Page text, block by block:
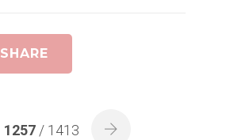
SHARE
1257 / 1413